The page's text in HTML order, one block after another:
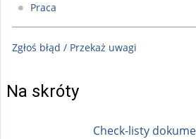
Praca
Zgłoś błąd / Przekaż uwagi
Na skróty
Check-listy